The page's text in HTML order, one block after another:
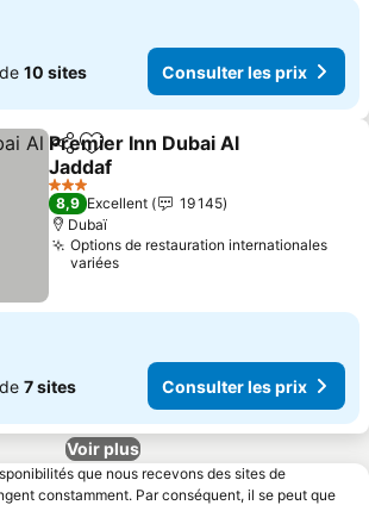
10 sites Consulter les prix
PartagerAjouter à mes favoris
Premier Inn Dubai Al
Jaddaf
Consulter les prix
3 Étoiles
8,9 Excellent
19 145
Dubaï
Options de restauration internationales
variées
7 sites Consulter les prix
Voir plus
que nous recevons des sites de
constamment. Par conséquent, il se peut que